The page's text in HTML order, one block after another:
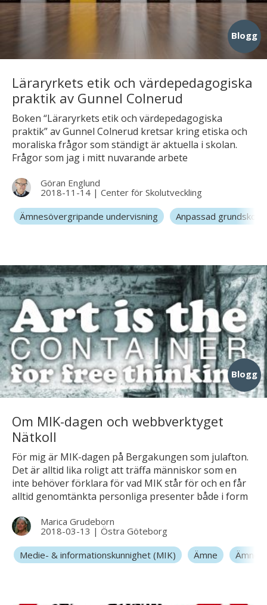
Blogg
Läraryrkets etik och värdepedagogiska
praktik av Gunnel Colnerud
Boken “Läraryrkets etik och värdepedagogiska
praktik” av Gunnel Colnerud kretsar kring etiska och
moraliska frågor som ständigt är aktuella i skolan.
Frågor som jag i mitt nuvarande arbete
kränkande behandling ofta funderar kring. Jag tänker
att som lärare ställs du ibland inför olika tydliga och
ibland otydliga mål i styrande dokument som du
speglar i dina egna etiska funderingar, och ibland
Göran Englund
2018-11-14 | Center för Skolutveckling
Ämnesövergripande undervisning
Anpassad grundskola
Blogg
Om MIK-dagen och webbverktyget
Nätkoll
För mig är MIK-dagen på Bergakungen som julafton.
Det är alltid lika roligt att träffa människor som en
inte behöver förklara för vad MIK står för och en får
alltid genomtänkta personliga presenter både i form
Art is the container for free thinking.
Marica Grudeborn
2018-03-13 | Östra Göteborg
Medie- & informationskunnighet (MIK)
Ämne